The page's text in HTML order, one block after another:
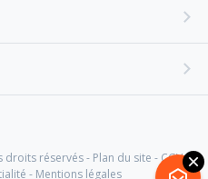
droits réservés - Plan du site -CGV-
- Mentions légales